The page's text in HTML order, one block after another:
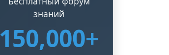
знаний
150,000+